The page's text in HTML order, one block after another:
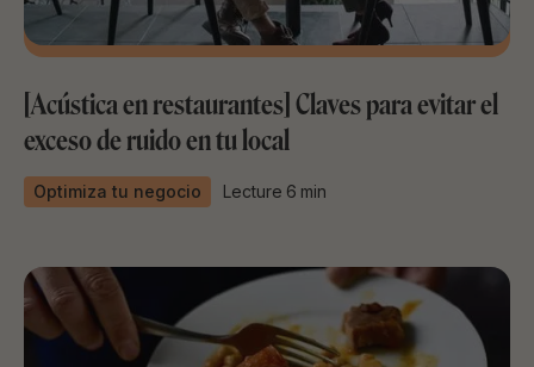
[Acústica en restaurantes] Claves para evitar el
exceso de ruido en tu local
Optimiza tu negocio Lecture 6 min